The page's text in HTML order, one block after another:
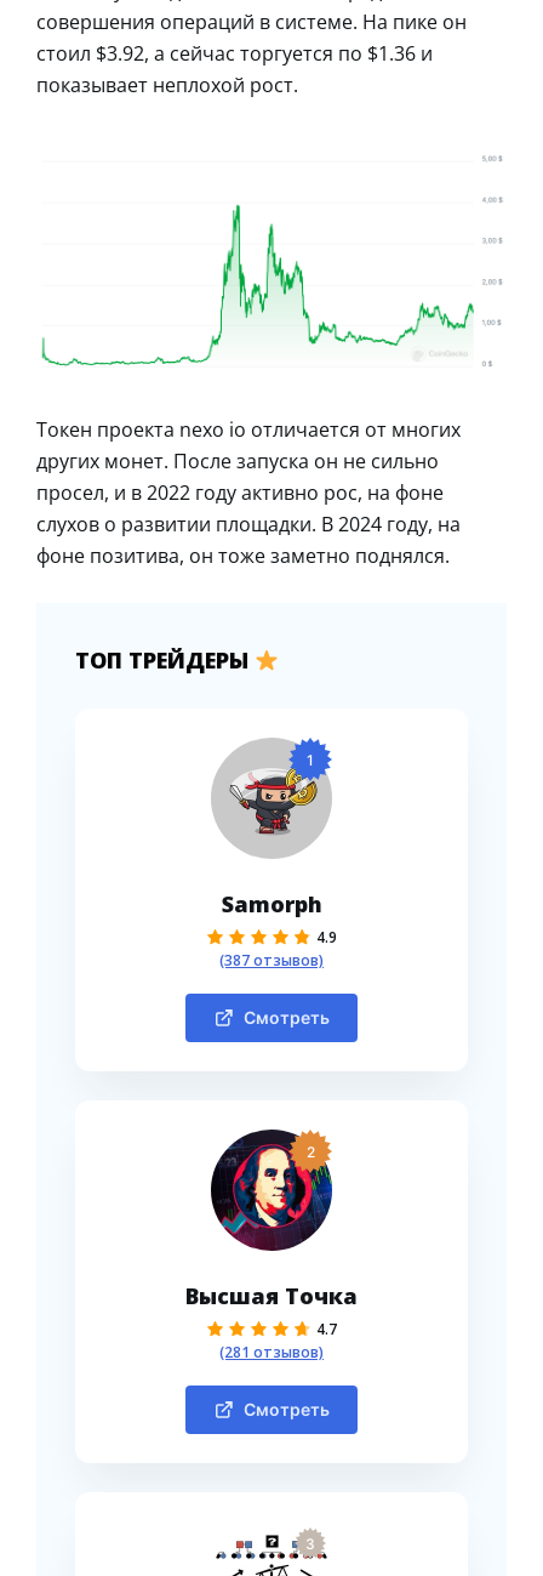
совершения операций в системе. На пике он
стоил $3.92, а сейчас торгуется по $1.36 и
показывает неплохой рост.
Токен проекта nexo io отличается от многих
других монет. После запуска он не сильно
просел, и в 2022 году активно рос, на фоне
слухов о развитии площадки. В 2024 году, на
фоне позитива, он тоже заметно поднялся.
ТОП ТРЕЙДЕРЫ
1
Samorph
4.9
(387 отзывов)
Смотреть
2
Высшая Точка
4.7
(281 отзывов)
Смотреть
3